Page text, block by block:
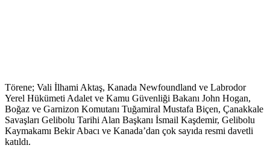
Törene; Vali İlhami Aktaş, Kanada Newfoundland ve Labrodor
Yerel Hükümeti Adalet ve Kamu Güvenliği Bakanı John Hogan,
Boğaz ve Garnizon Komutanı Tuğamiral Mustafa Biçen, Çanakkale
Savaşları Gelibolu Tarihi Alan Başkanı İsmail Kaşdemir, Gelibolu
Kaymakamı Bekir Abacı ve Kanada’dan çok sayıda resmi davetli
katıldı.